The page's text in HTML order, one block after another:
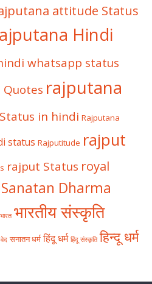
attitude Status
Hindi
whatsapp status
Quotes rajputana
in hindi Rajputana
status Rajputitude rajput
rajput Status royal
Sanatan Dharma
भारतीय संस्कृति
वेद सनातन धर्म हिंदू धर्म हिंदू संस्कृति हिन्दू धर्म